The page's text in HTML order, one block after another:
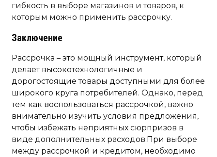
гибкость в выборе магазинов и товаров, к
которым можно применить рассрочку.
Заключение
Рассрочка – это мощный инструмент, который
делает высокотехнологичные и
дорогостоящие товары доступными для более
широкого круга потребителей. Однако, перед
тем как воспользоваться рассрочкой, важно
внимательно изучить условия предложения,
чтобы избежать неприятных сюрпризов в
виде дополнительных расходов.При выборе
между рассрочкой и кредитом, необходимо